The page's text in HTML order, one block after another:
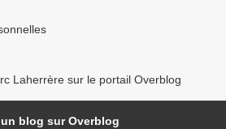
Laherrère sur le portail Overblog
un blog sur Overblog